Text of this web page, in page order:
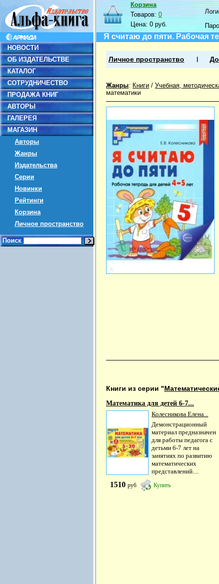
НОВОСТИ
ОБ ИЗДАТЕЛЬСТВЕ
КАТАЛОГ
СОТРУДНИЧЕСТВО
ПРОДАЖА КНИГ
АВТОРЫ
ГАЛЕРЕЯ
МАГАЗИН
Авторы
Жанры
Издательства
Серии
Новинки
Рейтинги
Корзина
Личное пространство
Поиск
Корзина
Товаров:0
Цена:0 руб.
Я считаю до пяти. Рабочая
Личное пространство
Жанры: Книги / Учебная,
математики
Книги из серии "
Математика для детей 6-7...
Колесникова Елена...
Демонстрационный
материал предназначен
для работы педагога с
детьми 6-7 лет на
занятиях по развитию
математических
представлений....
1510 руб Купить